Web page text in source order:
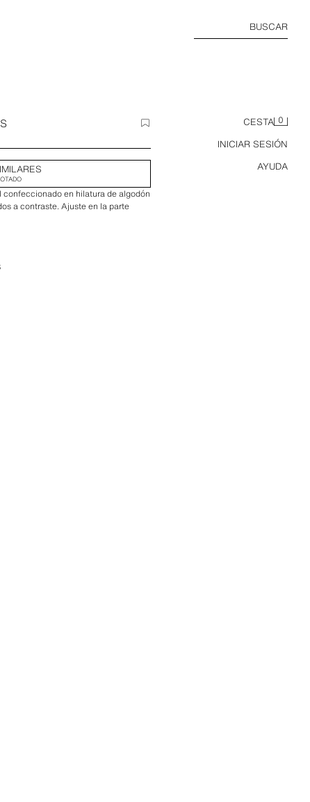
BUSCAR
CESTA 0
INICIAR SESIÓN
AYUDA
en hilatura de algodón
a contraste. Ajuste en la parte